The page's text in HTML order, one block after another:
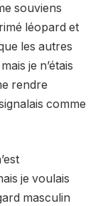
souviens
léopard et
les autres
je n’étais
rendre
comme
je voulais
masculin